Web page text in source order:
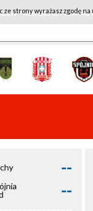
- KSK QEMETICA
--
--
strony wyrażasz zgodę